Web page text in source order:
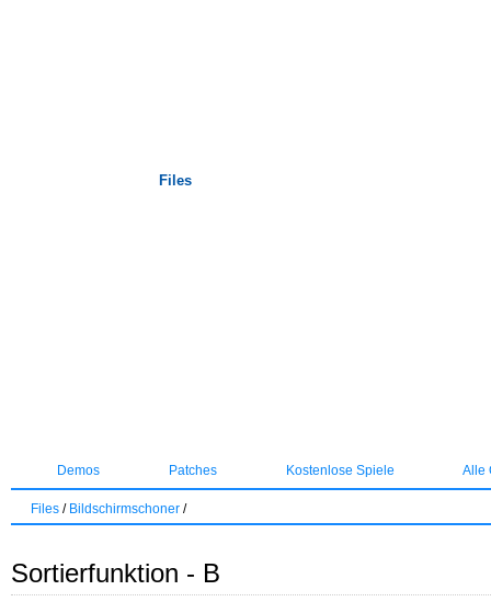
Files
Demos Patches Kostenlose Spiele Alle
Files / Bildschirmschoner /
Sortierfunktion - B